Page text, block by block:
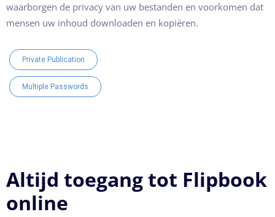
waarborgen de privacy van uw bestanden en voorkomen dat
mensen uw inhoud downloaden en kopiëren.
Private Publication
Multiple Passwords
Altijd toegang tot Flipbook
online